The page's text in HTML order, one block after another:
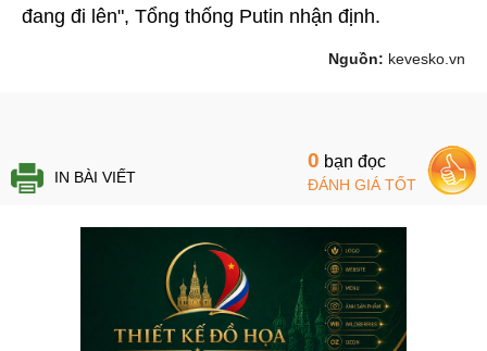
đang đi lên", Tổng thống Putin nhận định.
Nguồn: kevesko.vn
IN BÀI VIẾT
0 bạn đọc
ĐÁNH GIÁ TỐT